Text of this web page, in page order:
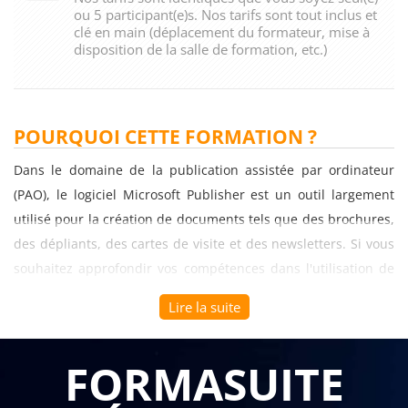
ou 5 participant(e)s. Nos tarifs sont tout inclus et
clé en main (déplacement du formateur, mise à
disposition de la salle de formation, etc.)
POURQUOI CETTE FORMATION ?
Dans le domaine de la publication assistée par ordinateur
(PAO), le logiciel Microsoft Publisher est un outil largement
utilisé pour la création de documents tels que des brochures,
des dépliants, des cartes de visite et des newsletters. Si vous
souhaitez approfondir vos compétences dans l'utilisation de
Publisher et exploiter pleinement ses fonctionnalités
avancées, la formation "Le logiciel de PAO Publisher - Pour
approfondir" offre une opportunité précieuse.
La formation "Le logiciel de PAO Publisher - Pour approfondir"
Lire la suite
FORMASUITE